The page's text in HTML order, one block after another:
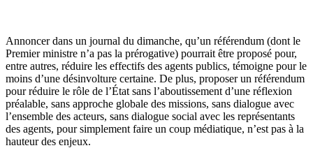
Annoncer dans un journal du dimanche, qu’un référendum (dont le
Premier ministre n’a pas la prérogative) pourrait être proposé pour,
entre autres, réduire les effectifs des agents publics, témoigne pour le
moins d’une désinvolture certaine. De plus, proposer un référendum
pour réduire le rôle de l’État sans l’aboutissement d’une réflexion
préalable, sans approche globale des missions, sans dialogue avec
l’ensemble des acteurs, sans dialogue social avec les représentants
des agents, pour simplement faire un coup médiatique, n’est pas à la
hauteur des enjeux.